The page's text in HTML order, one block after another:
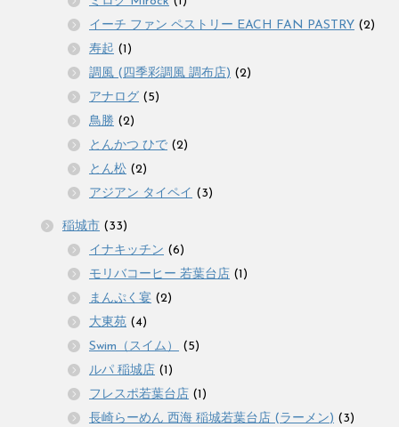
イーチ ファン ペストリー EACH FAN PASTRY (2)
寿起 (1)
調風 (四季彩調風 調布店) (2)
アナログ (5)
鳥勝 (2)
とんかつ ひで (2)
とん松 (2)
アジアン タイペイ (3)
稲城市 (33)
イナキッチン (6)
モリバコーヒー 若葉台店 (1)
まんぷく宴 (2)
大東苑 (4)
Swim（スイム）
(5)
ルパ 稲城店 (1)
フレスポ若葉台店 (1)
長崎らーめん 西海 稲城若葉台店 (ラーメン) (3)